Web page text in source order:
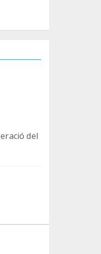
del